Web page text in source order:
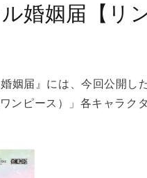
婚姻届【リ
姻届』には、今回公開し
ンピース）」各キャラク